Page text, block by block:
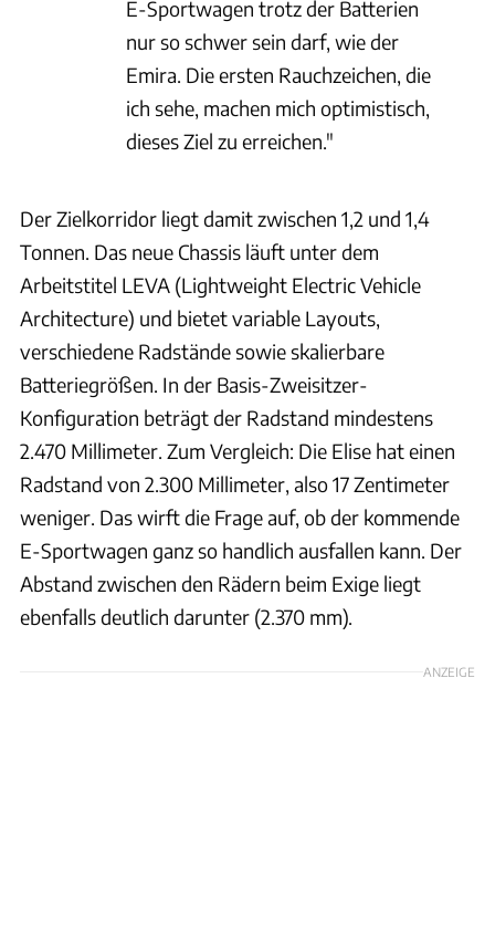
E-Sportwagen trotz der Batterien
nur so schwer sein darf, wie der
Emira. Die ersten Rauchzeichen, die
ich sehe, machen mich optimistisch,
dieses Ziel zu erreichen."
Der Zielkorridor liegt damit zwischen 1,2 und 1,4
Tonnen. Das neue Chassis läuft unter dem
Arbeitstitel LEVA (Lightweight Electric Vehicle
Architecture) und bietet variable Layouts,
verschiedene Radstände sowie skalierbare
Batteriegrößen. In der Basis-Zweisitzer-
Konfiguration beträgt der Radstand mindestens
2.470 Millimeter. Zum Vergleich: Die Elise hat einen
Radstand von 2.300 Millimeter, also 17 Zentimeter
weniger. Das wirft die Frage auf, ob der kommende
E-Sportwagen ganz so handlich ausfallen kann. Der
Abstand zwischen den Rädern beim Exige liegt
ebenfalls deutlich darunter (2.370 mm).
ANZEIGE